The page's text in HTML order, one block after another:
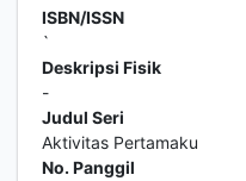
ISBN/ISSN
`
Deskripsi Fisik
-
Judul Seri
Aktivitas Pertamaku
No. Panggil